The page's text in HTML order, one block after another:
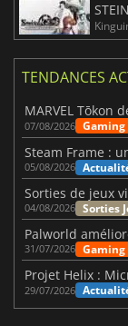
TENDANCES
07/08/2026 Gaming
05/08/2026
04/08/2026 Sorties
Palworld
31/07/2026 Gaming
Projet Helix :
29/07/2026